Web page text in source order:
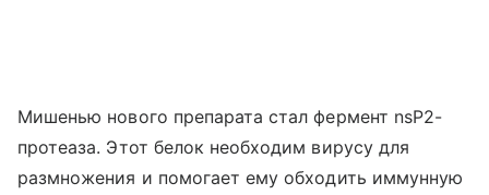
Мишенью нового препарата стал фермент nsP2-
протеаза. Этот белок необходим вирусу для
размножения и помогает ему обходить иммунную